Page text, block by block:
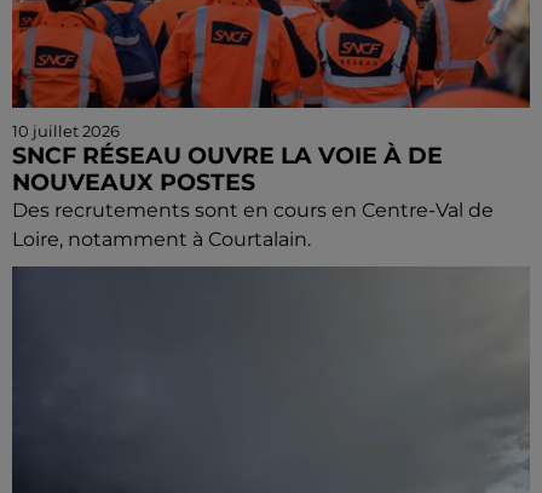
10 juillet 2026
SNCF RÉSEAU OUVRE LA VOIE À DE
NOUVEAUX POSTES
Des recrutements sont en cours en Centre-Val de
Loire, notamment à Courtalain.